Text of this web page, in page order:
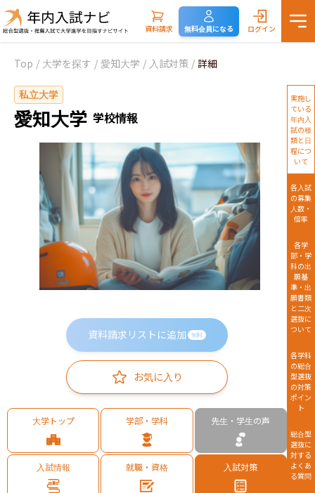
資料請求 無料会員になる ログイン
Top / 大学を探す / 愛知大学 / 入試対策 / 詳細
私立大学
愛知大学 学校情報
資料請求リストに追加 無料
お気に入り
大学トップ 学部・学科 先生・学生の声
入試情報 就職・資格 入試対策
実施し
ている
年内入
試の種
類と日
程につ
いて
各入試
の募集
人数・
倍率
各学
部・学
科の出
願基
準・出
願書類
と二次
選抜に
ついて
各学科
の総合
型選抜
の対策
ポイン
ト
総合型
選抜に
対する
よくあ
る質問